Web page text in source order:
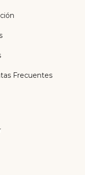
Frecuentes